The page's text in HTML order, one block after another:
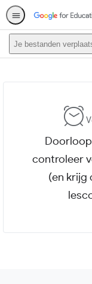
Je bestanden
controleer
(en krijg